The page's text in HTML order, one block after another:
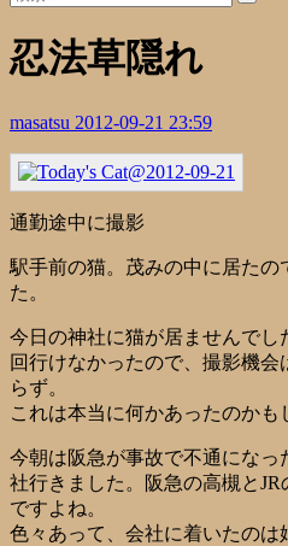
忍法草隠れ
masatsu 2012-09-21 23:59
通勤途中に撮影
駅手前の猫。茂みの中に居たの
た。
今日の神社に猫が居ませんでし
回行けなかったので、撮影機
らず。
これは本当に何かあったのかも
今朝は阪急が事故で不通になっ
社行きました。阪急の高槻と
ですよね。
色々あって、会社に着いたのは